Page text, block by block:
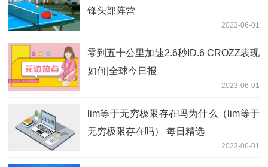
锋头部阵营
2023-06-01
零到五十公里加速2.6秒ID.6 CROZZ表现
如何|全球今日报
2023-06-01
lim等于无穷极限存在吗为什么（lim等于
无穷极限存在吗） 每日精选
2023-06-01